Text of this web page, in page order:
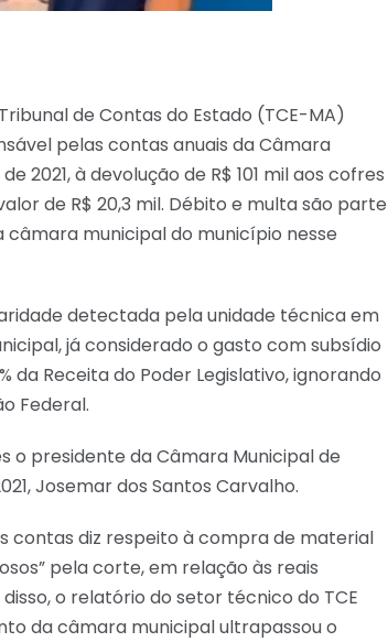
de Contas do Estado (TCE-MA)
pelas contas anuais da Câmara
2021, à devolução de R$ 101 mil aos cofres
de R$ 20,3 mil. Débito e multa são parte
municipal do município nesse
detectada pela unidade técnica em
já considerado o gasto com subsídio
da Receita do Poder Legislativo, ignorando
Federal.
o presidente da Câmara Municipal de
Josemar dos Santos Carvalho.
contas diz respeito à compra de material
pela corte, em relação às reais
o relatório do setor técnico do TCE
da câmara municipal ultrapassou o